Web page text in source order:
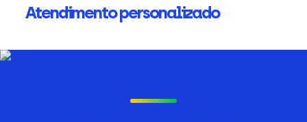
Atendimento personalizado